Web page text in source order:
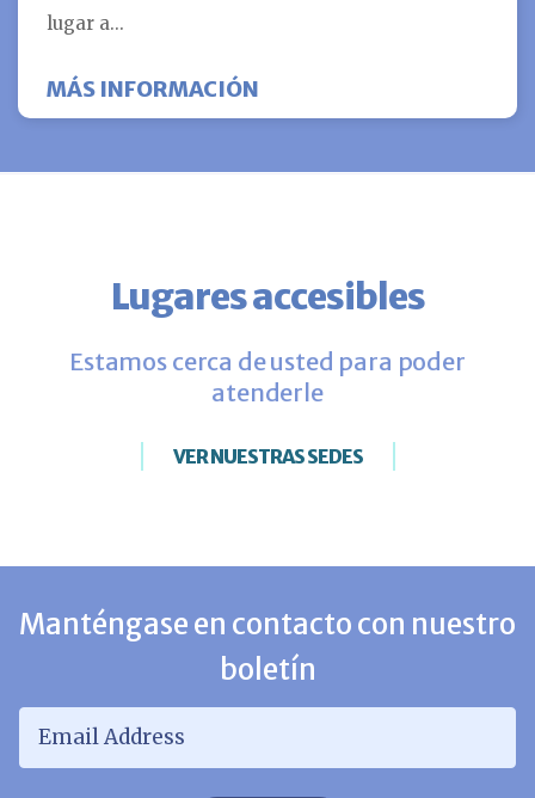
lugar a...
MÁS INFORMACIÓN
Lugares accesibles
Estamos cerca de usted para poder
atenderle
VER NUESTRAS SEDES
Manténgase en contacto con nuestro
boletín